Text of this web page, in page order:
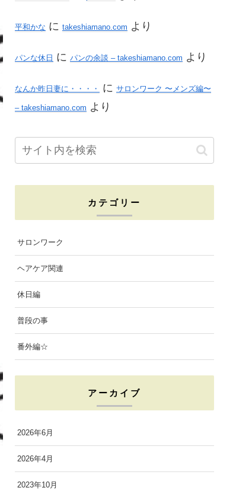
平和かな に takeshiamano.com より
パンな休日 に パンの余談 – takeshiamano.com より
なんか昨日妻に・・・・ に サロンワーク 〜メンズ編〜
– takeshiamano.com より
カテゴリー
サロンワーク
ヘアケア関連
休日編
普段の事
番外編☆
アーカイブ
2026年6月
2026年4月
2023年10月